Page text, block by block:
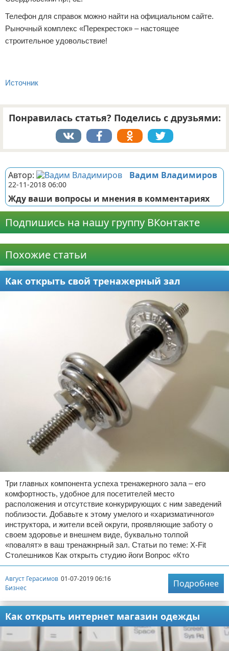
Телефон для справок можно найти на официальном сайте.
Рыночный комплекс «Перекресток» – настоящее
строительное удовольствие!
Источник
Понравилась статья? Поделись с друзьями:
Автор: Вадим Владимиров
22-11-2018 06:00
Жду ваши вопросы и мнения в комментариях
Подпишись на нашу группу ВКонтакте
Похожие статьи
Как открыть свой тренажерный зал
Три главных компонента успеха тренажерного зала – его
комфортность, удобное для посетителей место
расположения и отсутствие конкурирующих с ним заведений
поблизости. Добавьте к этому умелого и «харизматичного»
инструктора, и жители всей округи, проявляющие заботу о
своем здоровье и внешнем виде, буквально толпой
«повалят» в ваш тренажнрный зал. Статьи по теме: X-Fit
Столешников Как открыть студию йоги Вопрос «Кто
Август Герасимов 01-07-2019 06:16
Бизнес
Подробнее
Как открыть интернет магазин одежды